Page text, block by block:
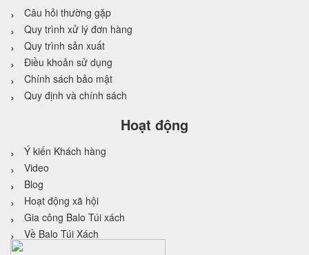
Câu hỏi thường gặp
Quy trình xử lý đơn hàng
Quy trình sản xuất
Điều khoản sử dụng
Chính sách bảo mật
Quy định và chính sách
Hoạt động
Ý kiến Khách hàng
Video
Blog
Hoạt động xã hội
Gia công Balo Túi xách
Về Balo Túi Xách